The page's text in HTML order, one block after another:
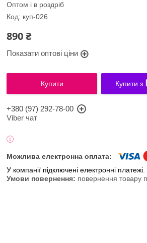
Оптом і в роздріб
Код: куп-026
890 ₴
Показати оптові ціни
Купити Купити з
+380 (97) 292-78-00
Viber чат
У компанії підключені електронні
повернення товару